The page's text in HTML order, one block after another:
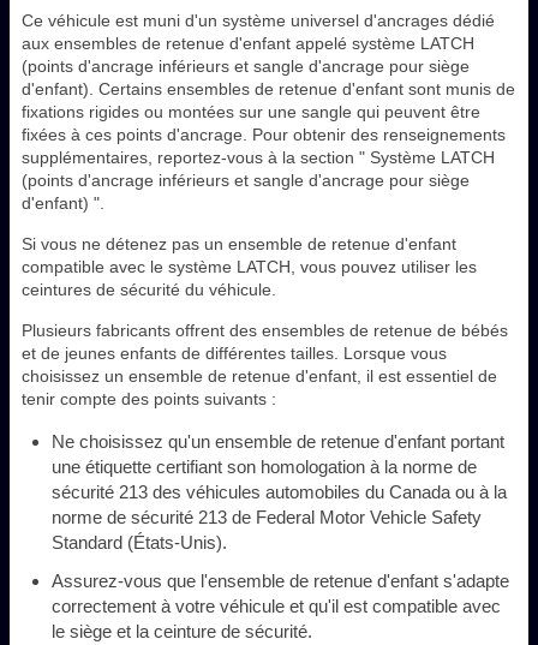
Ce véhicule est muni d'un système universel d'ancrages dédié
aux ensembles de retenue d'enfant appelé système LATCH
(points d'ancrage inférieurs et sangle d'ancrage pour siège
d'enfant). Certains ensembles de retenue d'enfant sont munis de
fixations rigides ou montées sur une sangle qui peuvent être
fixées à ces points d'ancrage. Pour obtenir des renseignements
supplémentaires, reportez-vous à la section " Système LATCH
(points d'ancrage inférieurs et sangle d'ancrage pour siège
d'enfant) ".
Si vous ne détenez pas un ensemble de retenue d'enfant
compatible avec le système LATCH, vous pouvez utiliser les
ceintures de sécurité du véhicule.
Plusieurs fabricants offrent des ensembles de retenue de bébés
et de jeunes enfants de différentes tailles. Lorsque vous
choisissez un ensemble de retenue d'enfant, il est essentiel de
tenir compte des points suivants :
Ne choisissez qu'un ensemble de retenue d'enfant portant
une étiquette certifiant son homologation à la norme de
sécurité 213 des véhicules automobiles du Canada ou à la
norme de sécurité 213 de Federal Motor Vehicle Safety
Standard (États-Unis).
Assurez-vous que l'ensemble de retenue d'enfant s'adapte
correctement à votre véhicule et qu'il est compatible avec
le siège et la ceinture de sécurité.